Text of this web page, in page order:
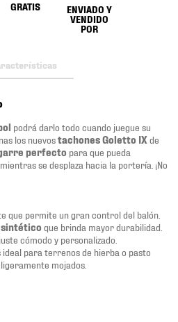
GRATIS
ENVIADO Y
VENDIDO
POR
podrá darlo todo cuando juegue su
los nuevostachonesGoletto IXde
perfecto para que pueda
se desplaza hacia la portería. ¡No
que permite un gran control del balón.
que brinda mayor durabilidad.
cómodo y personalizado.
ideal para terrenos de hierba o pasto
mojados.